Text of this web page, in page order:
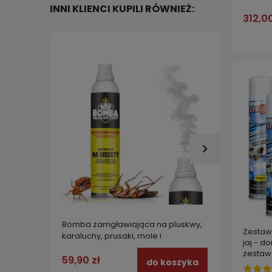
INNI KLIENCI KUPILI RÓWNIEŻ:
Bomba zamgławiająca na pluskwy,
karaluchy, prusaki, mole i
chrząszcze DELTACAPS FORTE
zabezpiecza do 100 m3
59,90 zł do koszyka
g
54,99
jaj -
zestaw